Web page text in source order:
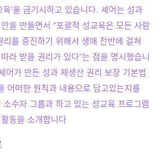
’을 금기시하고 있습니다. 셰어는 성과
을 만들면서 “포괄적 성교육은 모든 사람
를 증진하기 위해서 생애 전반에 걸쳐
라 받을 권리가 있다”는 점을 명시했습니
어가 만든 성과 재생산 권리 보장 기본법
어떠한 원칙과 내용으로 담고있는지를
수자 그룹과 하고 있는 성교육 프로그램
동을 소개합니다